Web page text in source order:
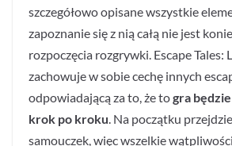
szczegółowo opisane wszystkie
zapoznanie się z nią całą nie jest
rozpoczęcia rozgrywki. Escape Tales:
zachowuje w sobie cechę innych
odpowiadającą za to, że togra
krok po kroku. Na początku
samouczek, więc wszelkie